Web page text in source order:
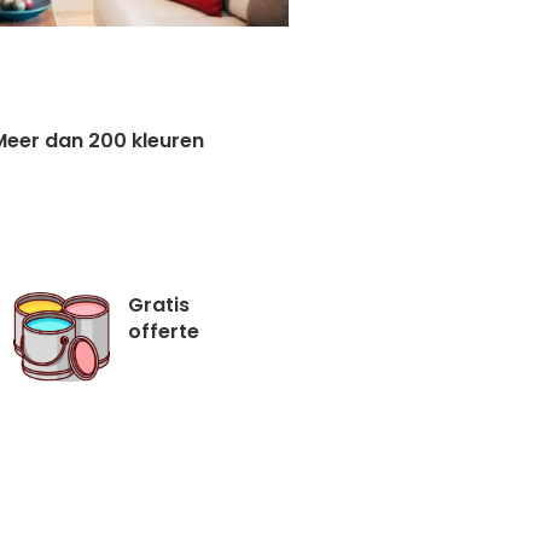
dan 200 kleuren
Gratis
offerte